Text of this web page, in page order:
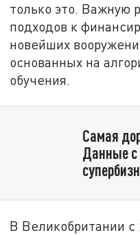
только это. Важную
подходов к
новейших
основанных на
обучения.
Самая
Данные с
В Великобритании с